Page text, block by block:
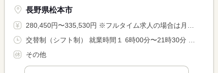
長野県松本市
280,450円〜335,530円 ※フルタイム求人の場合は月額（換算額）、パート求人の場合は時間額を表示しています。
その他